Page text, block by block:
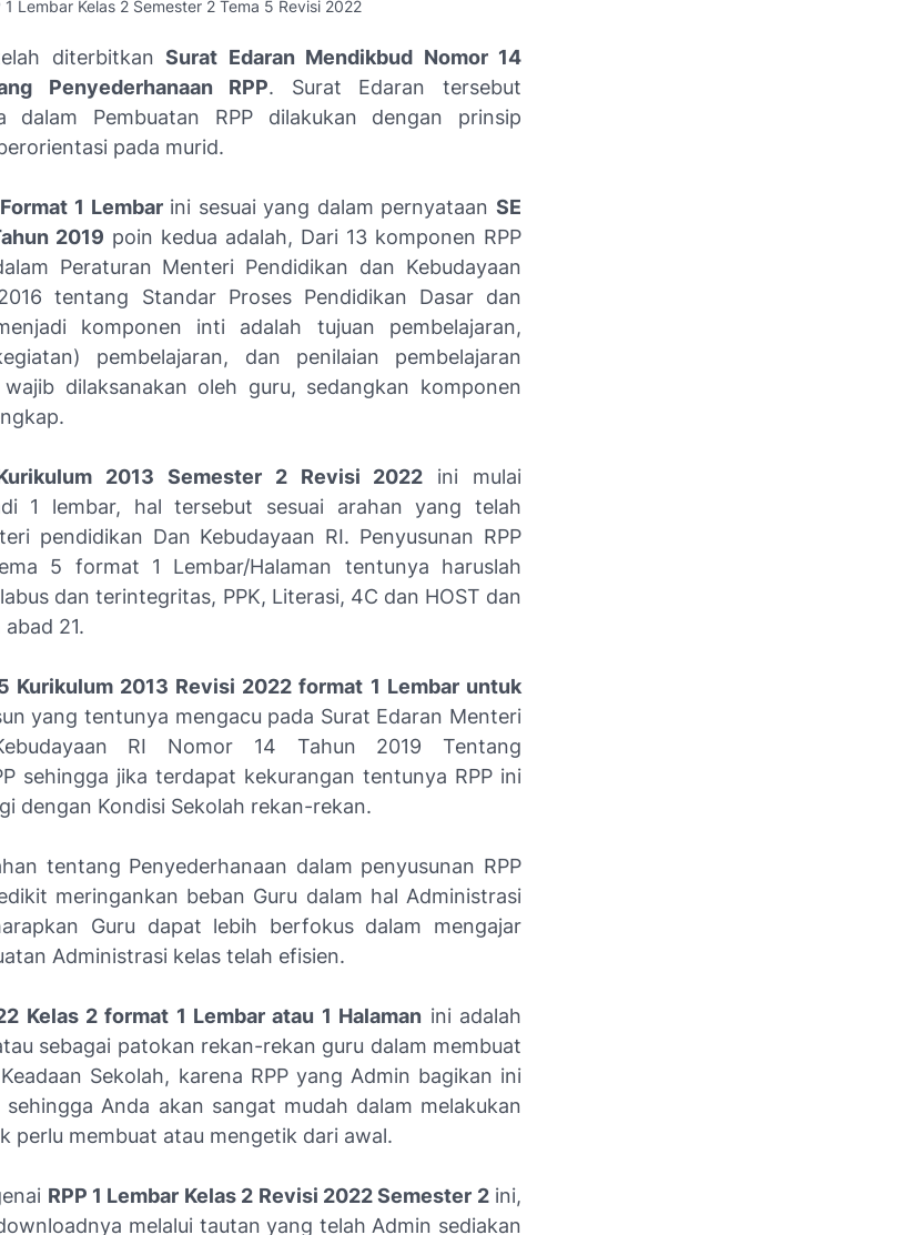
1 Lembar Kelas 2 Semester 2 Tema 5 Revisi 2022
diterbitkan Surat Edaran Mendikbud Nomor 14
Penyederhanaan RPP. Surat Edaran tersebut
dalam Pembuatan RPP dilakukan dengan prinsip
pada murid.
1 Lembarini sesuai yang dalam pernyataanSE
2019 poin kedua adalah, Dari 13 komponen RPP
Peraturan Menteri Pendidikan dan Kebudayaan
tentang Standar Proses Pendidikan Dasar dan
komponen inti adalah tujuan pembelajaran,
pembelajaran, dan penilaian pembelajaran
dilaksanakan oleh guru, sedangkan komponen
2013 Semester 2 Revisi 2022 ini mulai
1 lembar, hal tersebut sesuai arahan yang telah
pendidikan Dan Kebudayaan RI. Penyusunan RPP
5 format 1 Lembar/Halaman tentunya haruslah
dan terintegritas, PPK, Literasi, 4C dan HOST dan
21.
Kurikulum 2013 Revisi 2022 format 1 Lembar untuk
yang tentunya mengacu pada Surat Edaran Menteri
RI Nomor 14 Tahun 2019 Tentang
sehingga jika terdapat kekurangan tentunya RPP ini
dengan Kondisi Sekolah rekan-rekan.
tentang Penyederhanaan dalam penyusunan RPP
meringankan beban Guru dalam hal Administrasi
Guru dapat lebih berfokus dalam mengajar
Administrasi kelas telah efisien.
Kelas 2 format 1 Lembar atau 1 Halaman ini adalah
sebagai patokan rekan-rekan guru dalam membuat
Sekolah, karena RPP yang Admin bagikan ini
Anda akan sangat mudah dalam melakukan
perlu membuat atau mengetik dari awal.
RPP 1 Lembar Kelas 2 Revisi 2022 Semester 2ini,
melalui tautan yang telah Admin sediakan